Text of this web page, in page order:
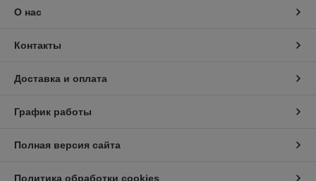
О нас
Контакты
Доставка и оплата
График работы
Полная версия сайта
Политика обработки cookies